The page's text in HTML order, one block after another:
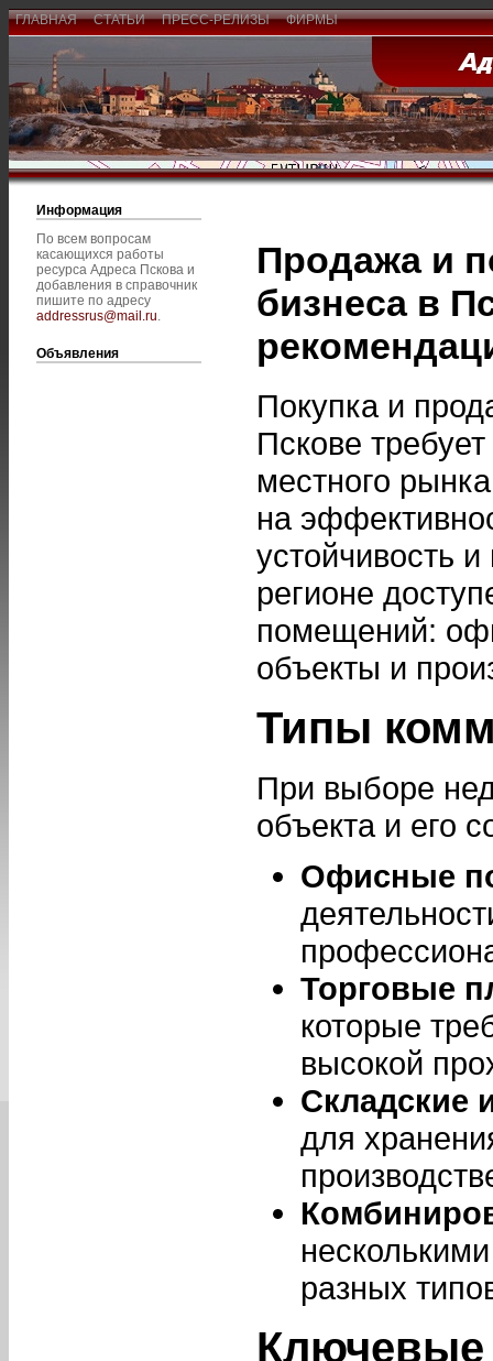
ГЛАВНАЯ СТАТЬИ ПРЕСС-РЕЛИЗЫ ФИРМЫ
Информация
По всем вопросам
касающихся работы
ресурса Адреса Пскова и
добавления в справочник
пишите по адресу
addressrus@mail.ru.
Объявления
Продажа и
бизнеса в
Покупка и
Пскове
местного
на
устойчивость
регионе
помещений:
объекты и
Типы
При выборе
объекта и его
Офисные
Торговые
которые
высокой
Складские
для
разных
Ключевые